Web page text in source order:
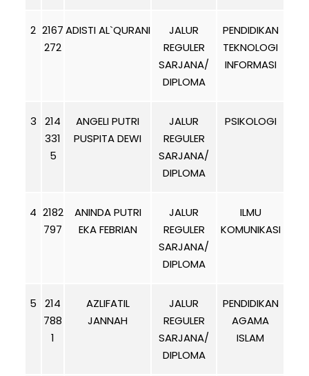
2 2167
272
ADISTI AL`QURANI
JALUR
REGULER
SARJANA/
DIPLOMA
PENDIDIKAN
TEKNOLOGI
INFORMASI
3
214
331
5
ANGELI PUTRI
PUSPITA DEWI
JALUR
REGULER
SARJANA/
DIPLOMA
PSIKOLOGI
4 2182
797
ANINDA PUTRI
EKA FEBRIAN
JALUR
REGULER
SARJANA/
DIPLOMA
ILMU
KOMUNIKASI
5
214
788
1
AZLIFATIL
JANNAH
JALUR
REGULER
SARJANA/
DIPLOMA
PENDIDIKAN
AGAMA
ISLAM